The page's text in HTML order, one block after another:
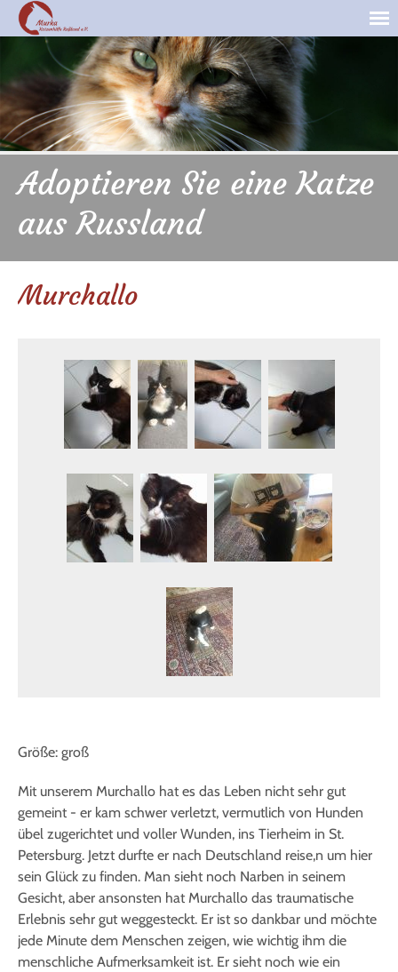
Adoptieren Sie eine Katze
aus Russland
Murchallo
Größe: groß
Mit unserem Murchallo hat es das Leben nicht sehr gut
gemeint - er kam schwer verletzt, vermutlich von Hunden
übel zugerichtet und voller Wunden, ins Tierheim in St.
Petersburg. Jetzt durfte er nach Deutschland reise,n um hier
sein Glück zu finden. Man sieht noch Narben in seinem
Gesicht, aber ansonsten hat Murchallo das traumatische
Erlebnis sehr gut weggesteckt. Er ist so dankbar und möchte
jede Minute dem Menschen zeigen, wie wichtig ihm die
menschliche Aufmerksamkeit ist. Er sieht noch wie ein